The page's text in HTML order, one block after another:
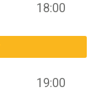
18:00
19:00